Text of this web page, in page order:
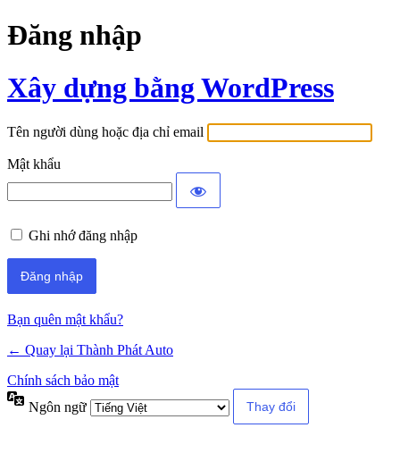
Đăng nhập
Xây dựng bằng WordPress
Tên người dùng hoặc địa chỉ email
Mật khẩu
Ghi nhớ đăng nhập
Bạn quên mật khẩu?
← Quay lại Thành Phát Auto
Chính sách bảo mật
Ngôn ngữ